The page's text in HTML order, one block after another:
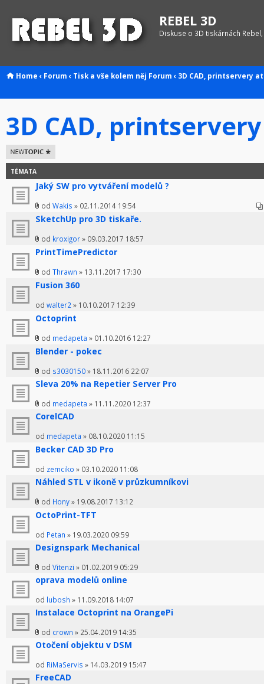
REBEL 3D
Diskuse o 3D tiskárnách
Home ‹ Forum ‹ Tisk a vše kolem něj Forum ‹ 3D CAD, printservery
3D CAD,
Odeslat nové
téma
TÉMATA
Jaký SW pro vytváření modelů ?
od Wakis » 02.11.2014 19:54
SketchUp pro 3D tiskaře.
od kroxigor» 09.03.2017 18:57
PrintTimePredictor
od Thrawn » 13.11.2017 17:30
Fusion 360
od walter2» 10.10.2017 12:39
Octoprint
od medapeta » 01.10.2016 12:27
Blender - pokec
od s3030150» 18.11.2016 22:07
Sleva 20% na Repetier Server Pro
od medapeta » 11.11.2020 12:37
CorelCAD
od medapeta » 08.10.2020 11:15
Becker CAD 3D Pro
od zemciko » 03.10.2020 11:08
Náhled STL v ikoně v průzkumníkovi
od Hony» 19.08.2017 13:12
OctoPrint-TFT
od Petan » 19.03.2020 09:59
Designspark Mechanical
od Vitenzi » 01.02.2019 05:29
oprava modelů online
od lubosh » 11.09.2018 14:07
Instalace Octoprint na OrangePi
od crown » 25.04.2019 14:35
Otočení objektu v DSM
od RiMaServis » 14.03.2019 15:47
FreeCAD